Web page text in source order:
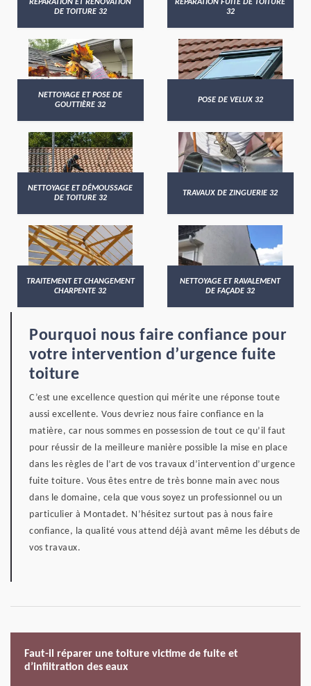
RÉPARATION ET RÉNOVATION
DE TOITURE 32
RÉPARATION FUITE DE TOITURE
32
NETTOYAGE ET POSE DE
GOUTTIÈRE 32
POSE DE VELUX 32
NETTOYAGE ET DÉMOUSSAGE
DE TOITURE 32
TRAVAUX DE ZINGUERIE 32
TRAITEMENT ET CHANGEMENT
CHARPENTE 32
NETTOYAGE ET RAVALEMENT
DE FAÇADE 32
Pourquoi nous faire confiance pour
votre intervention d’urgence fuite
toiture
C’est une excellence question qui mérite une réponse toute
aussi excellente. Vous devriez nous faire confiance en la
matière, car nous sommes en possession de tout ce qu’il faut
pour réussir de la meilleure manière possible la mise en place
dans les règles de l’art de vos travaux d’intervention d’urgence
fuite toiture. Vous êtes entre de très bonne main avec nous
dans le domaine, cela que vous soyez un professionnel ou un
particulier à Montadet. N’hésitez surtout pas à nous faire
confiance, la qualité vous attend déjà avant même les débuts de
vos travaux.
Faut-il réparer une toiture victime de fuite et
d’infiltration des eaux